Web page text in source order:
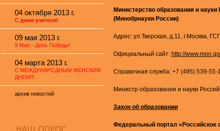
04 октября 2013 г.
С днем учителя!
09 мая 2013 г.
9 Мая – День Победы!
04 марта 2013 г.
С МЕЖДУНАРОДНЫМ ЖЕНСКИМ
ДНЕМ!!!
архив новостей
Министерство образования и
(Минобрнауки России)
Адрес: ул.Тверская, д.11, г.Москва,
Официальный сайт: http://
Справочная служба: +7 (495) 539-55-
Министр образования и науки
Закон об образовании
Федеральный портал «Российское